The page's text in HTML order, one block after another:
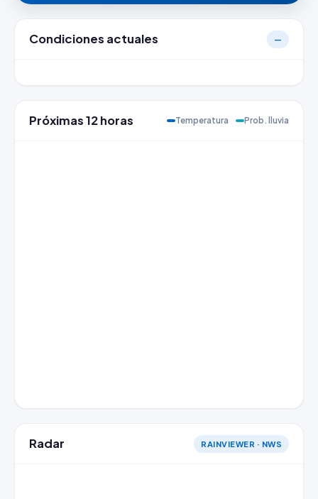
Condiciones actuales —
Próximas 12 horas Temperatura Prob. lluvia
Radar RAINVIEWER · NWS